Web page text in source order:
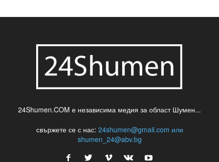
24Shumen.COM е независима медия за област Шумен...
свържете се с нас: 24shumen@gmail.com или
shumen_24@abv.bg